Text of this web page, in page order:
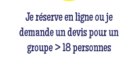
Je réserve en ligne ou je
demande un devis pour un
groupe > 18 personnes